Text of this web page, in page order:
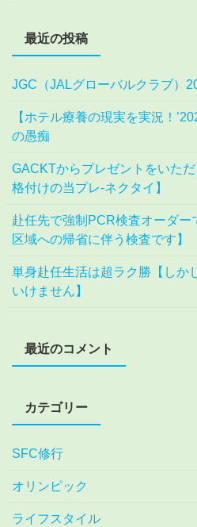
最近の投稿
JGC（JALグローバルクラブ）
【ホテル療養の現実を実況！
の愚痴
GACKTからプレゼントをいた
格付けの当プレ-ネクタイ】
赴任先で強制PCR検査オーダー
区域への帰省に伴う検査です】
単身赴任生活は超ラク勝【しか
いけません】
最近のコメント
カテゴリー
SFC修行
オリンピック
ライフスタイル